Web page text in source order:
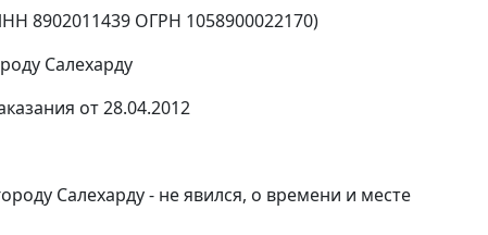
8902011439 ОГРН 1058900022170)
Салехарду
от 28.04.2012
Салехарду - не явился, о времени и месте